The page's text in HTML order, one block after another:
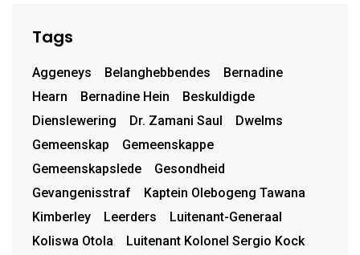
Tags
Aggeneys Belanghebbendes
Bernadine
Hearn
Bernadine Hein
Beskuldigde
Dienslewering
Dr. Zamani Saul
Dwelms
Gemeenskap
Gemeenskappe
Gemeenskapslede
Gesondheid
Gevangenisstraf
Kaptein Olebogeng Tawana
Kimberley
Leerders
Luitenant-Generaal
Koliswa Otola
Luitenant Kolonel Sergio Kock